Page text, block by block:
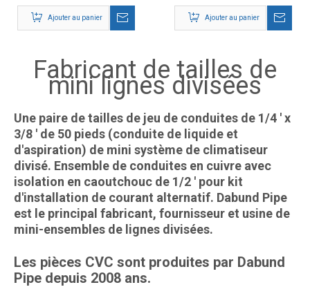
5/8'
Ajouter au panier
x 5/8'
Ajouter au panier
Fabricant de tailles de
mini lignes divisées
Une paire de tailles de jeu de conduites de 1/4 ' x
3/8 ' de 50 pieds (conduite de liquide et
d'aspiration) de mini système de climatiseur
divisé. Ensemble de conduites en cuivre avec
isolation en caoutchouc de 1/2 ' pour kit
d'installation de courant alternatif. Dabund Pipe
est le principal fabricant, fournisseur et usine de
mini-ensembles de lignes divisées.
Les pièces CVC sont produites par Dabund
Pipe depuis 2008 ans.